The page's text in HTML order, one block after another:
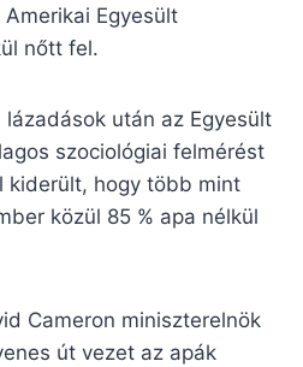
Egyesült
nőtt fel.
után az Egyesült
szociológiai felmérést
kiderült, hogy több mint
közül 85 % apa nélkül
Cameron miniszterelnök
út vezet az apák